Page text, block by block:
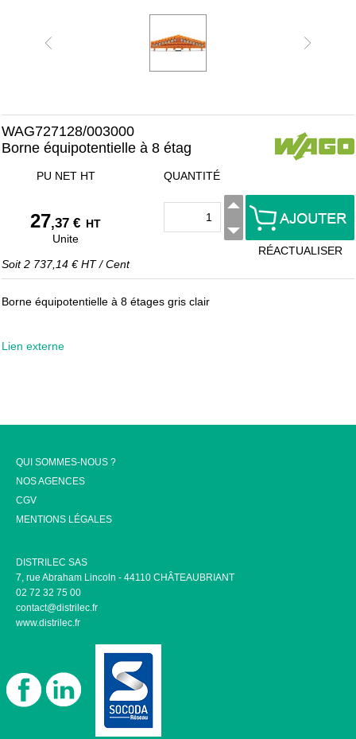
WAG727128/003000
Borne équipotentielle à 8 étag
PU NET HT
27,37 € HT
Unite
Soit2 737,14 € HT/Cent
QUANTITÉ
RÉACTUALISER
Borne équipotentielle à 8 étages gris clair
Lien externe
QUI SOMMES-NOUS ?
NOS AGENCES
CGV
MENTIONS LÉGALES
DISTRILEC SAS
7, rue Abraham Lincoln - 44110 CHÂTEAUBRIANT
02 72 32 75 00
contact@distrilec.fr
www.distrilec.fr